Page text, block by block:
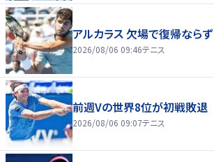
アルカラス 欠場で復帰ならず
2026/08/06 09:46テニス
前週Vの世界8位が初戦敗退
2026/08/06 09:07テニス